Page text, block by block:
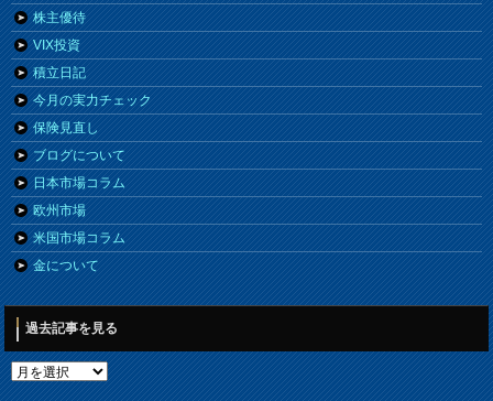
株主優待
VIX投資
積立日記
今月の実力チェック
保険見直し
ブログについて
日本市場コラム
欧州市場
米国市場コラム
金について
過去記事を見る